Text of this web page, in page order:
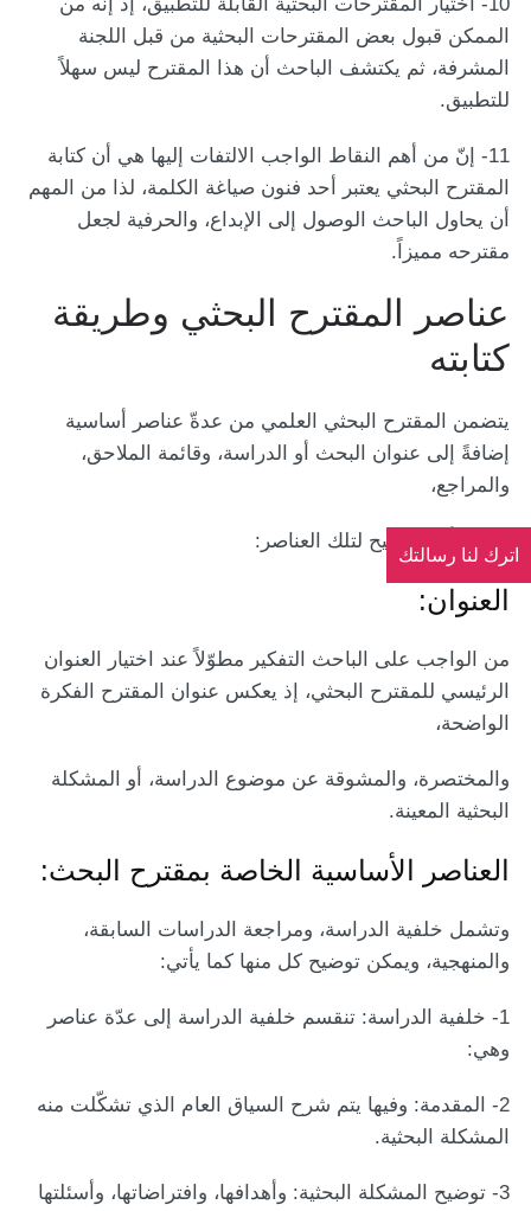
اترك لنا رسالتك
الممكن قبول بعض المقترحات البحثية من قبل اللجنة
المشرفة، ثم يكتشف الباحث أن هذا المقترح ليس سهلاً
للتطبيق.
11- إنّ من أهم النقاط الواجب الالتفات إليها هي أن كتابة
المقترح البحثي يعتبر أحد فنون صياغة الكلمة، لذا من المهم
أن يحاول الباحث الوصول إلى الإبداع، والحرفية لجعل
مقترحه مميزاً.
عناصر المقترح البحثي وطريقة
كتابته
يتضمن المقترح البحثي العلمي من عدةّ عناصر أساسية
إضافةً إلى عنوان البحث أو الدراسة، وقائمة الملاحق،
والمراجع،
وفيما يأتي توضيح لتلك العناصر:
العنوان:
من الواجب على الباحث التفكير مطوّلاً عند اختيار العنوان
الرئيسي للمقترح البحثي، إذ يعكس عنوان المقترح الفكرة
الواضحة،
والمختصرة، والمشوقة عن موضوع الدراسة، أو المشكلة
البحثية المعينة.
العناصر الأساسية الخاصة بمقترح البحث:
وتشمل خلفية الدراسة، ومراجعة الدراسات السابقة،
والمنهجية، ويمكن توضيح كل منها كما يأتي:
1- خلفية الدراسة:
تنقسم خلفية الدراسة إلى عدّة عناصر
وهي:
2- المقدمة:
وفيها يتم شرح السياق العام الذي تشكّلت منه
المشكلة البحثية.
3- توضيح المشكلة البحثية:
وأهدافها، وافتراضاتها، وأسئلتها